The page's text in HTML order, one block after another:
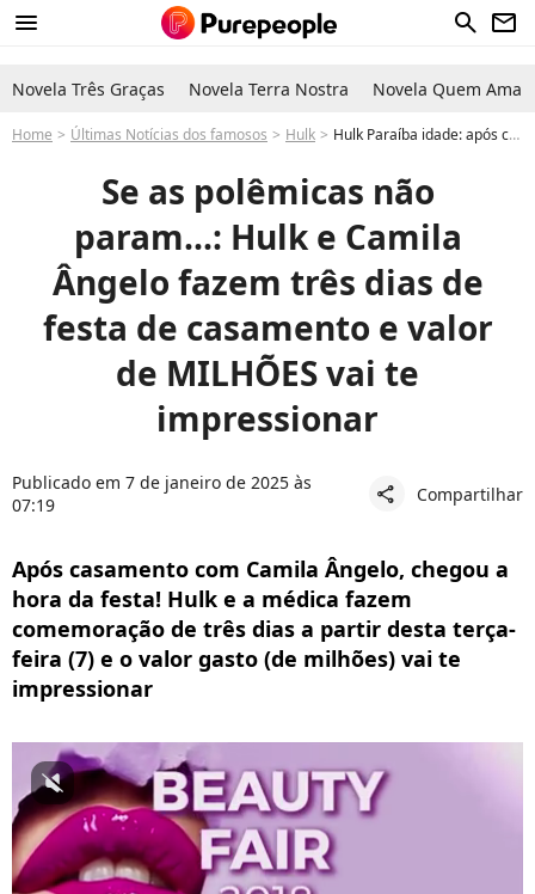
menu search newsletter
Novela Três Graças Novela Terra Nostra Novela Quem Ama
Home Últimas Notícias dos famosos Hulk Hulk Paraíba idade: após casamento com Camila Ângelo, jogador faz festa de milhões por três dias. Detalhes!
Se as polêmicas não
param...: Hulk e Camila
Ângelo fazem três dias de
festa de casamento e valor
de MILHÕES vai te
impressionar
Publicado em 7 de janeiro de 2025 às
07:19
share Compartilhar
Após casamento com Camila Ângelo, chegou a
hora da festa! Hulk e a médica fazem
comemoração de três dias a partir desta terça-
feira (7) e o valor gasto (de milhões) vai te
impressionar